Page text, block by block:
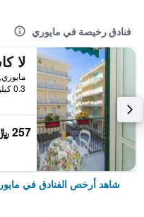
فنادق رخيصة في مايوري
0.3 كيلومتر عن وسط المدينة
257 ﷼
شاهد أرخص الفنادق في